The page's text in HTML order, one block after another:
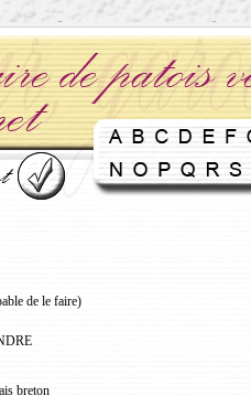
de le faire)
breton